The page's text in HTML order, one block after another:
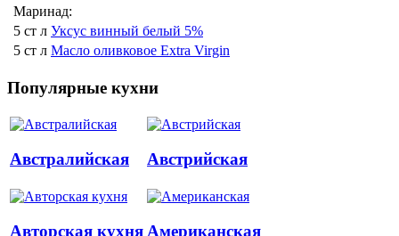
Маринад:
5 ст л Уксус винный белый 5%
5 ст л Масло оливковое Extra Virgin
Популярные кухни
Австралийская Австрийская
Авторская кухня Американская